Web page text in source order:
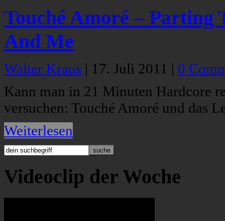
Touché Amoré – Parting
And Me
Walter Kraus | 17. Juli 2011 | 0
Kann man in 21 Minuten Hardcore
versuchen: Touché Amoré und das
Weiterlesen
Videoclip der Woche